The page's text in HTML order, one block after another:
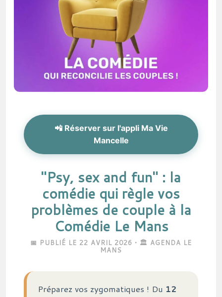
📲 Réserver sur l'appli Ma Vie
Mancelle
"Psy, sex and fun" : la
comédie qui règle vos
problèmes de couple à la
Comédie Le Mans
📅 PUBLIÉ LE 22 AVRIL 2026 • 🏛️ AGENDA LE
MANS
Préparez vos zygomatiques ! Du 12